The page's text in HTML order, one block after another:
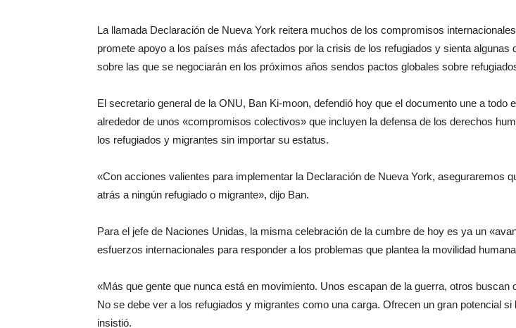
La llamada Declaración de Nueva York reitera muchos de los compromisos
promete apoyo a los países más afectados por la crisis de los refugiados y sienta algunas
sobre las que se negociarán en los próximos años sendos pactos globales sobre
El secretario general de la ONU, Ban Ki-moon, defendió hoy que el documento une a todo
alrededor de unos «compromisos colectivos» que incluyen la defensa de los derechos
los refugiados y migrantes sin importar su estatus.
«Con acciones valientes para implementar la Declaración de Nueva York, aseguraremos
atrás a ningún refugiado o migrante», dijo Ban.
Para el jefe de Naciones Unidas, la misma celebración de la cumbre de hoy es ya un
esfuerzos internacionales para responder a los problemas que plantea la movilidad
«Más que gente que nunca está en movimiento. Unos escapan de la guerra, otros buscan
No se debe ver a los refugiados y migrantes como una carga. Ofrecen un gran potencial si
insistió.